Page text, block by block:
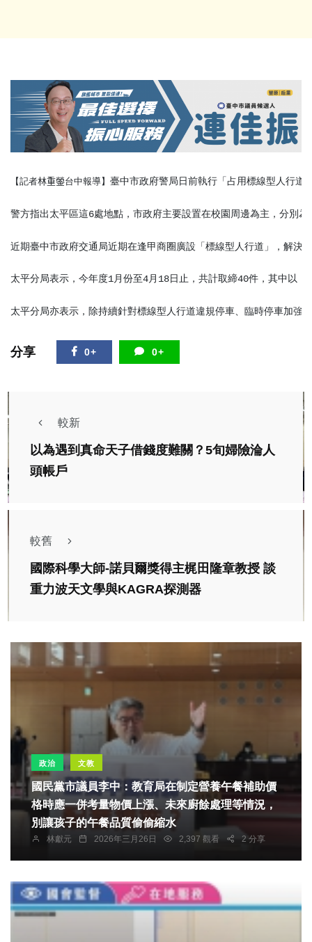
【記者林重鎣台中報導】 臺中市政府警局日前執行「占用標線型人行道
警方指出太平區這6處地點，市政府主要設置在校園周邊為主，分別
近期臺中市政府交通局近期在逢甲商圈廣設「標線型人行道」，解決
太平分局表示，今年度1月份至4月 18日止，共計取締40件，其中以「
太平分局亦表示，除持續針對標線型人行道違規停車、臨時停車加
分享 0+ 0+
較新
以為遇到真命天子借錢度難關？5旬婦險淪人
頭帳戶
較舊
國際科學大師-諾貝爾獎得主梶田隆章教授 談
重力波天文學與KAGRA探測器
政治 文教
國民黨市議員李中：教育局在制定營養午餐補助價
格時應一併考量物價上漲、未來廚餘處理等情況，
別讓孩子的午餐品質偷偷縮水
林獻元 2026年三月26日 2,397 觀看 2 分享